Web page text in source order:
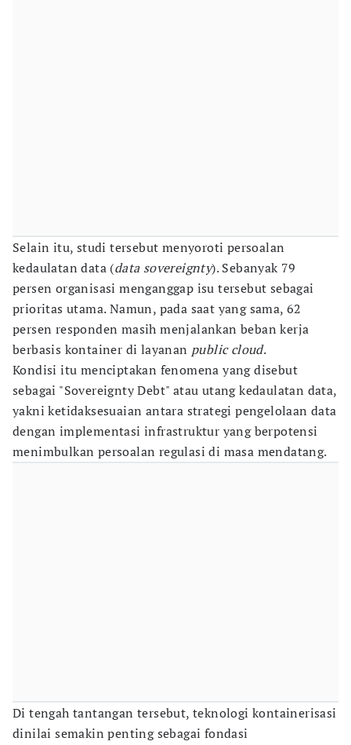
Selain itu, studi tersebut menyoroti persoalan
kedaulatan data (data sovereignty). Sebanyak 79
persen organisasi menganggap isu tersebut sebagai
prioritas utama. Namun, pada saat yang sama, 62
persen responden masih menjalankan beban kerja
berbasis kontainer di layanan public cloud.
Kondisi itu menciptakan fenomena yang disebut
sebagai "Sovereignty Debt" atau utang kedaulatan data,
yakni ketidaksesuaian antara strategi pengelolaan data
dengan implementasi infrastruktur yang berpotensi
menimbulkan persoalan regulasi di masa mendatang.
Di tengah tantangan tersebut, teknologi kontainerisasi
dinilai semakin penting sebagai fondasi